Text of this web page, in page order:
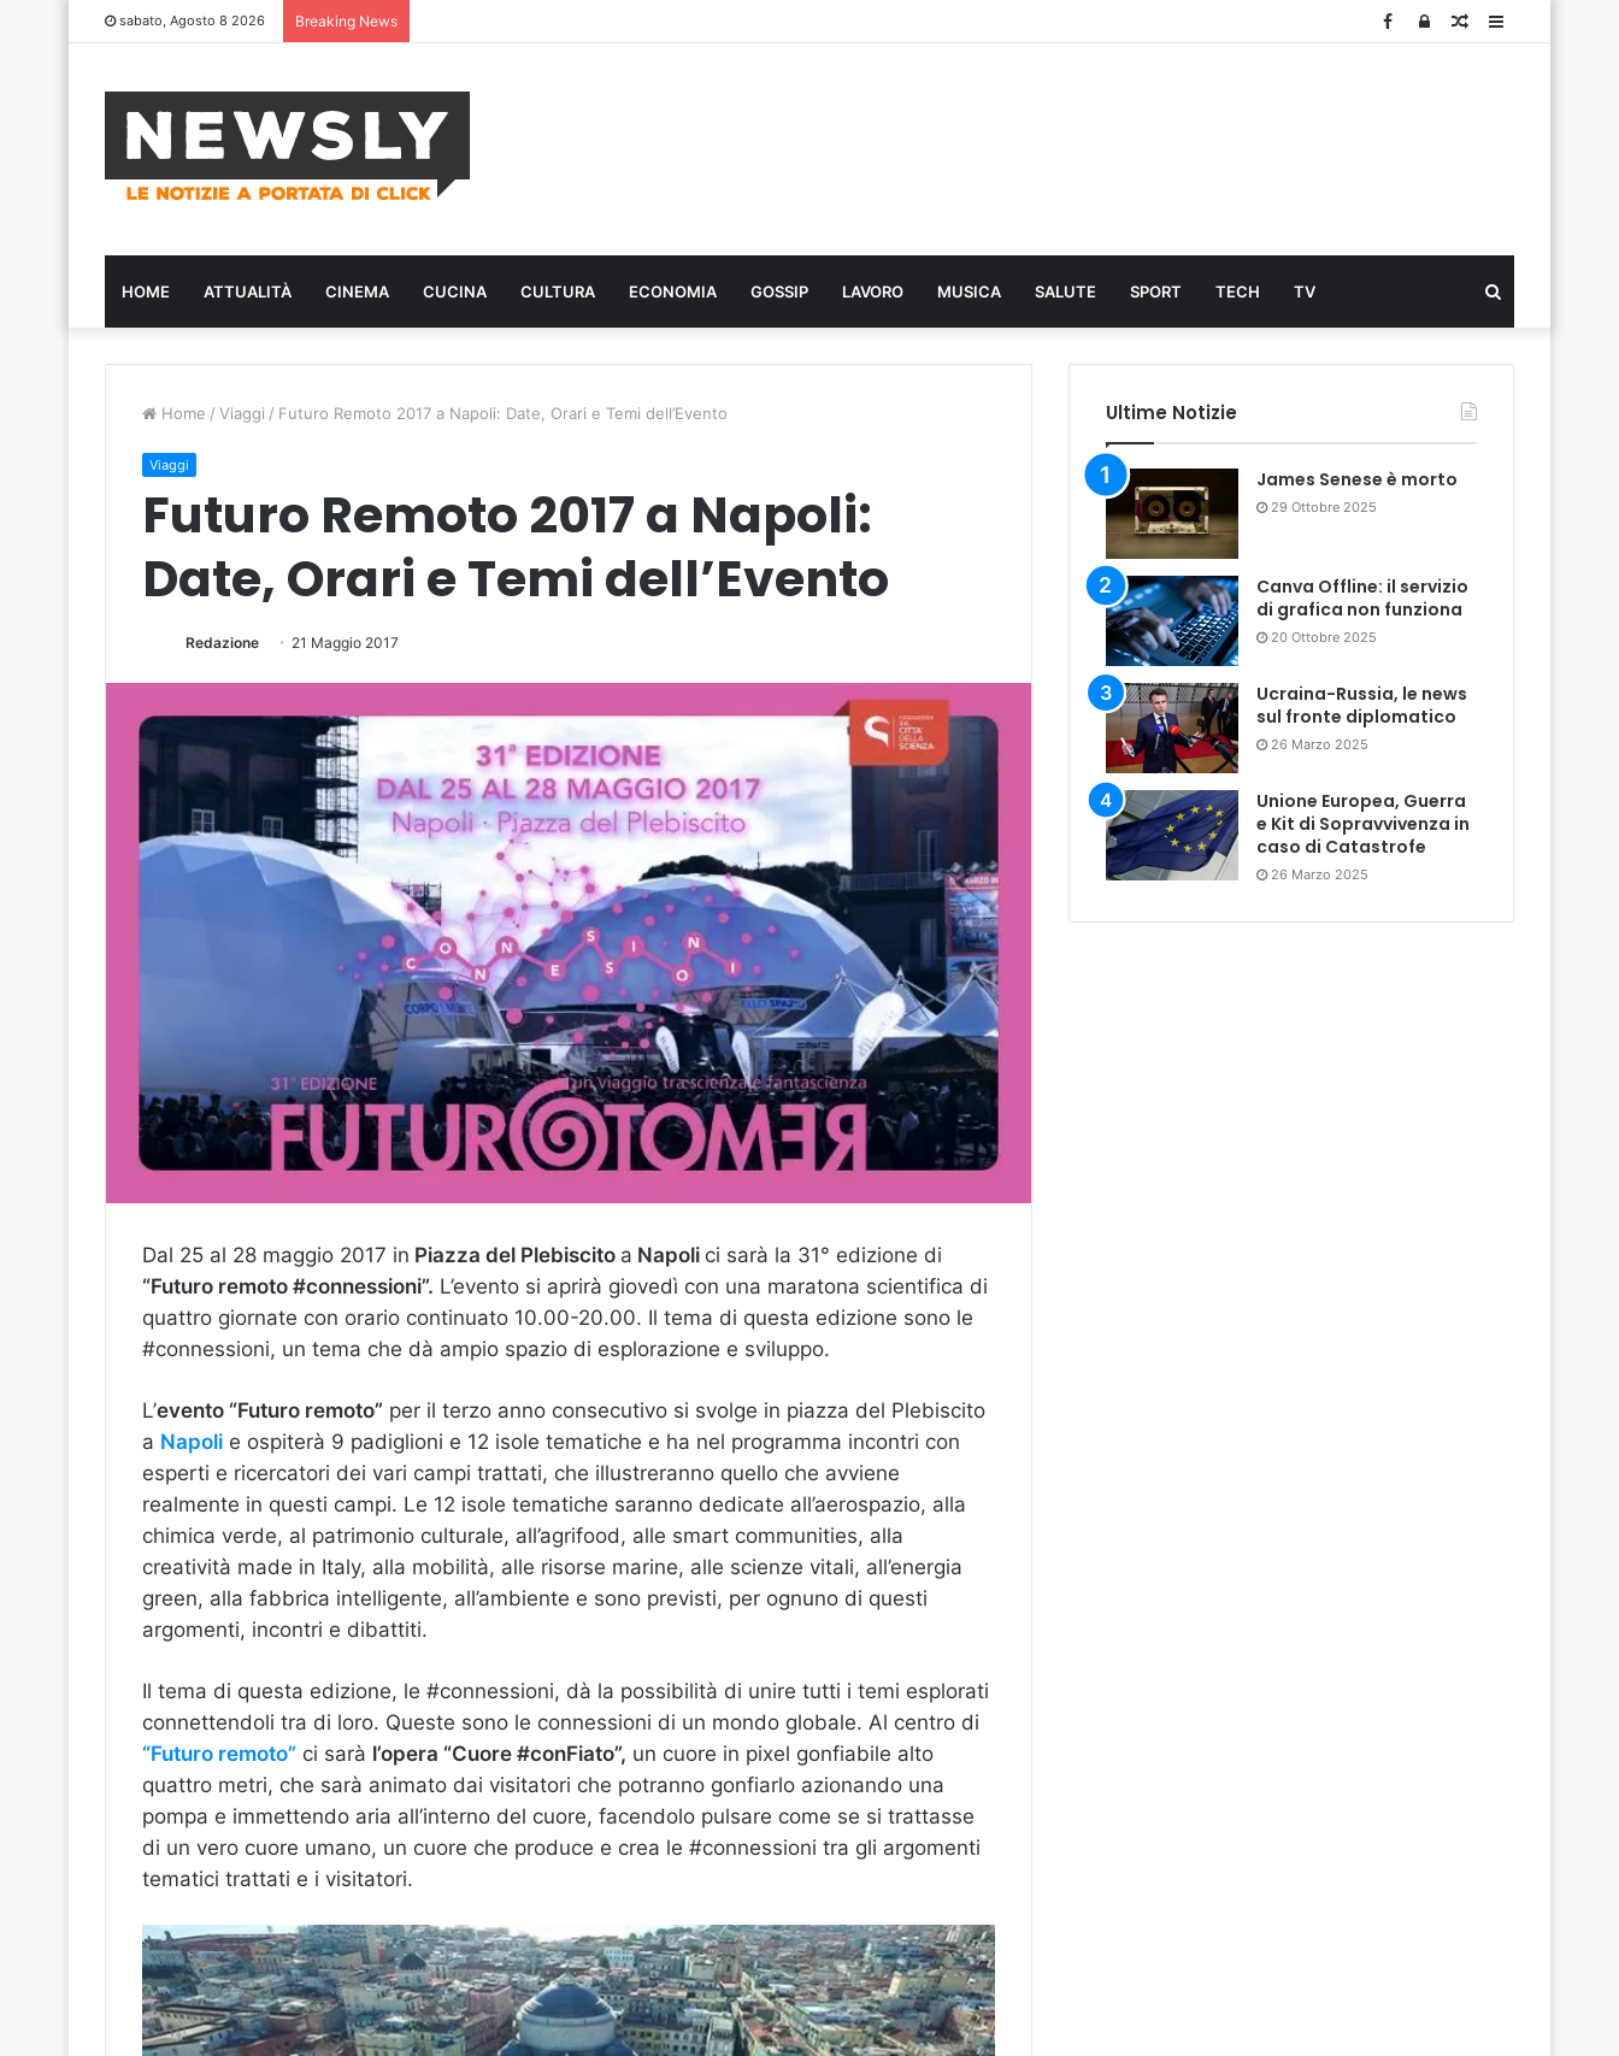
sabato, Agosto 8 2026 Breaking News Sidebar
Articolo
Log
Facebook
HOME ATTUALITÀ CINEMA CUCINA CULTURA ECONOMIA GOSSIP LAVORO MUSICA SALUTE SPORT TECH TV
...
Home / Viaggi / Futuro Remoto 2017 a Napoli: Date, Orari e Temi dell’Evento
Viaggi
Futuro Remoto 2017 a Napoli:
Date, Orari e Temi dell’Evento
Redazione 21 Maggio 2017
Dal 25 al 28 maggio 2017 in Piazza del Plebiscito a Napoli ci sarà la 31° edizione di
“Futuro remoto #connessioni”. L’evento si aprirà giovedì con una maratona scientifica di
quattro giornate con orario continuato 10.00-20.00. Il tema di questa edizione sono le
#connessioni, un tema che dà ampio spazio di esplorazione e sviluppo.
L’evento “Futuro remoto” per il terzo anno consecutivo si svolge in piazza del Plebiscito
a Napoli e ospiterà 9 padiglioni e 12 isole tematiche e ha nel programma incontri con
esperti e ricercatori dei vari campi trattati, che illustreranno quello che avviene
realmente in questi campi. Le 12 isole tematiche saranno dedicate all’aerospazio, alla
chimica verde, al patrimonio culturale, all’agrifood, alle smart communities, alla
creatività made in Italy, alla mobilità, alle risorse marine, alle scienze vitali, all’energia
green, alla fabbrica intelligente, all’ambiente e sono previsti, per ognuno di questi
argomenti, incontri e dibattiti.
Il tema di questa edizione, le #connessioni, dà la possibilità di unire tutti i temi esplorati
connettendoli tra di loro. Queste sono le connessioni di un mondo globale. Al centro di
“Futuro remoto” ci sarà l’opera “Cuore #conFiato”, un cuore in pixel gonfiabile alto
quattro metri, che sarà animato dai visitatori che potranno gonfiarlo azionando una
pompa e immettendo aria all’interno del cuore, facendolo pulsare come se si trattasse
di un vero cuore umano, un cuore che produce e crea le #connessioni tra gli argomenti
tematici trattati e i visitatori.
Ultime Notizie
James Senese è morto
29 Ottobre 2025
Canva Offline: il servizio
di grafica non funziona
20 Ottobre 2025
Ucraina-Russia, le news
sul fronte diplomatico
26 Marzo 2025
Unione Europea, Guerra
e Kit di Sopravvivenza in
caso di Catastrofe
26 Marzo 2025